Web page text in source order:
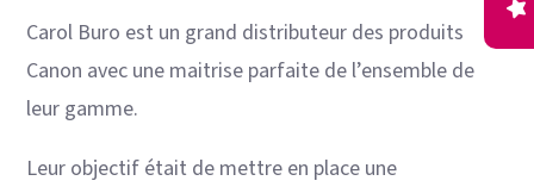
Carol Buro est un grand distributeur des produits
Canon avec une maitrise parfaite de l’ensemble de
leur gamme.
Leur objectif était de mettre en place une